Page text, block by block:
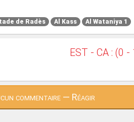
de Radès Al Kass Al Wataniya 1
EST - CA : (0 -
commentaire — Réagir